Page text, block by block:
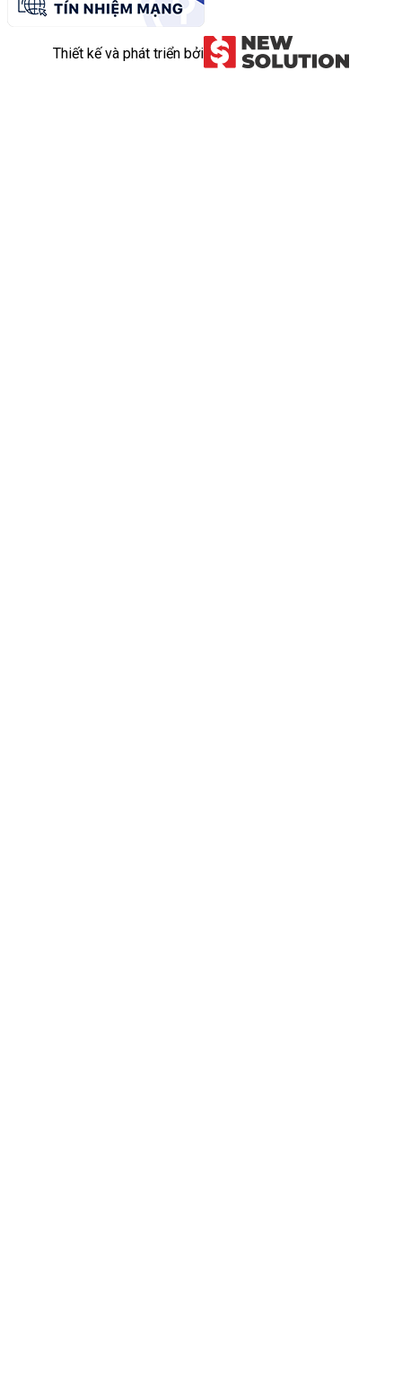
Thiết kế và phát triển bởi